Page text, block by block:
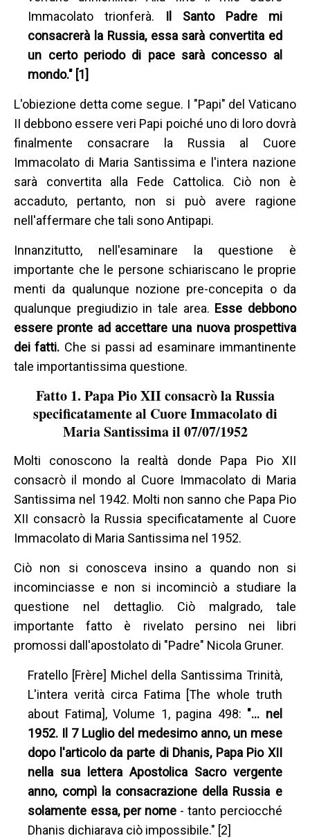
Immacolato trionferà. Il Santo Padre mi
consacrerà la Russia, essa sarà convertita ed
un certo periodo di pace sarà concesso al
mondo." [1]
L'obiezione detta come segue. I "Papi" del Vaticano
II debbono essere veri Papi poiché uno di loro dovrà
finalmente consacrare la Russia al Cuore
Immacolato di Maria Santissima e l'intera nazione
sarà convertita alla Fede Cattolica. Ciò non è
accaduto, pertanto, non si può avere ragione
nell'affermare che tali sono Antipapi.
Innanzitutto, nell'esaminare la questione è
importante che le persone schiariscano le proprie
menti da qualunque nozione pre-concepita o da
qualunque pregiudizio in tale area. Esse debbono
essere pronte ad accettare una nuova prospettiva
dei fatti. Che si passi ad esaminare immantinente
tale importantissima questione.
Fatto 1. Papa Pio XII consacrò la Russia
specificatamente al Cuore Immacolato di
Maria Santissima il 07/07/1952
Molti conoscono la realtà donde Papa Pio XII
consacrò il mondo al Cuore Immacolato di Maria
Santissima nel 1942. Molti non sanno che Papa Pio
XII consacrò la Russia specificatamente al Cuore
Immacolato di Maria Santissima nel 1952.
Ciò non si conosceva insino a quando non si
incominciasse e non si incominciò a studiare la
questione nel dettaglio. Ciò malgrado, tale
importante fatto è rivelato persino nei libri
promossi dall'apostolato di "Padre" Nicola Gruner.
Fratello [Frère] Michel della Santissima Trinità,
L'intera verità circa Fatima [The whole truth
about Fatima], Volume 1, pagina 498: "… nel
1952. Il 7 Luglio del medesimo anno, un mese
dopo l'articolo da parte di Dhanis, Papa Pio XII
nella sua lettera Apostolica Sacro vergente
anno, compì la consacrazione della Russia e
solamente essa, per nome - tanto perciocché
Dhanis dichiarava ciò impossibile." [2]